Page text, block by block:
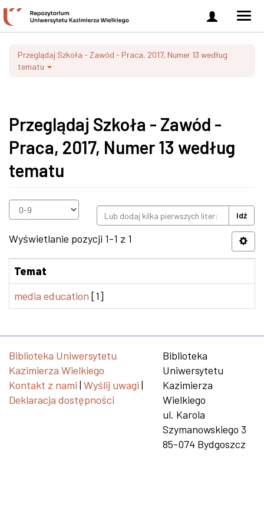
Zaloguj
się
Przeglądaj Szkoła - Zawód - Praca, 2017, Numer 13 według
tematu
Przeglądaj Szkoła - Zawód -
Praca, 2017, Numer 13 według
tematu
Idź
Wyświetlanie pozycji 1-1 z 1
Temat
media education [1]
Biblioteka Uniwersytetu
Kazimierza Wielkiego
Kontakt z nami | Wyślij uwagi |
Deklaracja dostępności
Biblioteka
Uniwersytetu
Kazimierza
Wielkiego
ul. Karola
Szymanowskiego 3
85-074 Bydgoszcz